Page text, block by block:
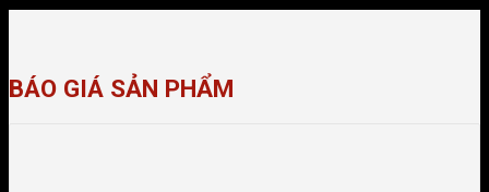
BÁO GIÁ SẢN PHẨM